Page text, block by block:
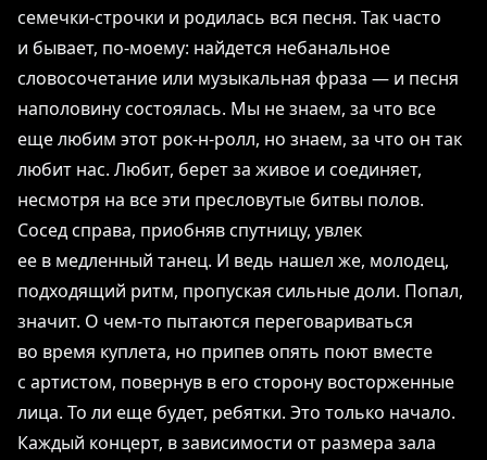
семечки-строчки и родилась вся песня. Так часто
и бывает, по-моему: найдется небанальное
словосочетание или музыкальная фраза ― и песня
наполовину состоялась. Мы не знаем, за что все
еще любим этот рок-н-ролл, но знаем, за что он так
любит нас. Любит, берет за живое и соединяет,
несмотря на все эти пресловутые битвы полов.
Сосед справа, приобняв спутницу, увлек
ее в медленный танец. И ведь нашел же, молодец,
подходящий ритм, пропуская сильные доли. Попал,
значит. О чем-то пытаются переговариваться
во время куплета, но припев опять поют вместе
с артистом, повернув в его сторону восторженные
лица. То ли еще будет, ребятки. Это только начало.
Каждый концерт, в зависимости от размера зала